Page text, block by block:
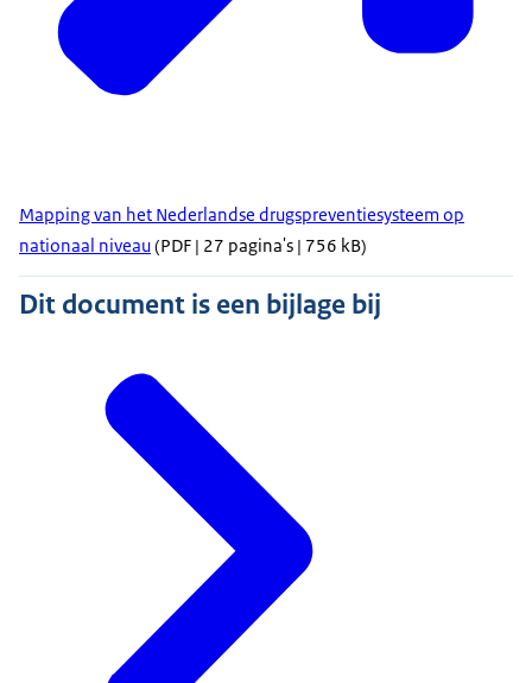
Mapping van het Nederlandse drugspreventiesysteem op
nationaal niveau(PDF | 27 pagina's | 756 kB)
Dit document is een bijlage bij